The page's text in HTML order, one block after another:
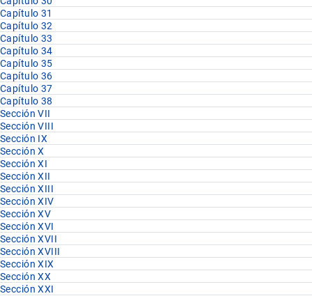
Capítulo 31
Capítulo 32
Capítulo 33
Capítulo 34
Capítulo 35
Capítulo 36
Capítulo 37
Capítulo 38
Sección VII
Sección VIII
Sección IX
Sección X
Sección XI
Sección XII
Sección XIII
Sección XIV
Sección XV
Sección XVI
Sección XVII
Sección XVIII
Sección XIX
Sección XX
Sección XXI